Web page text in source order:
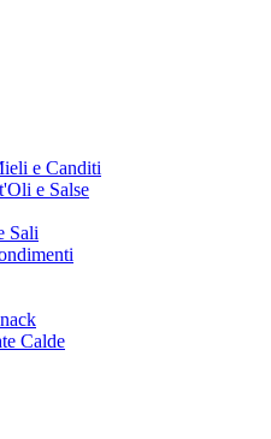
e Canditi
e Salse
Sali
Calde